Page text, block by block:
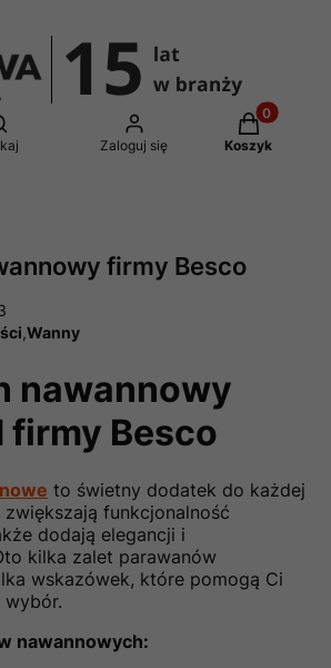
wyszukiwarkę
Zaloguj się
Produkty
Koszyk
firmy Besco
,Wanny
nawannowy
firmy Besco
to świetny dodatek do każdej
zwiększają funkcjonalność
dodają elegancji i
kilka zalet parawanów
wskazówek, które pomogą Ci
nawannowych: